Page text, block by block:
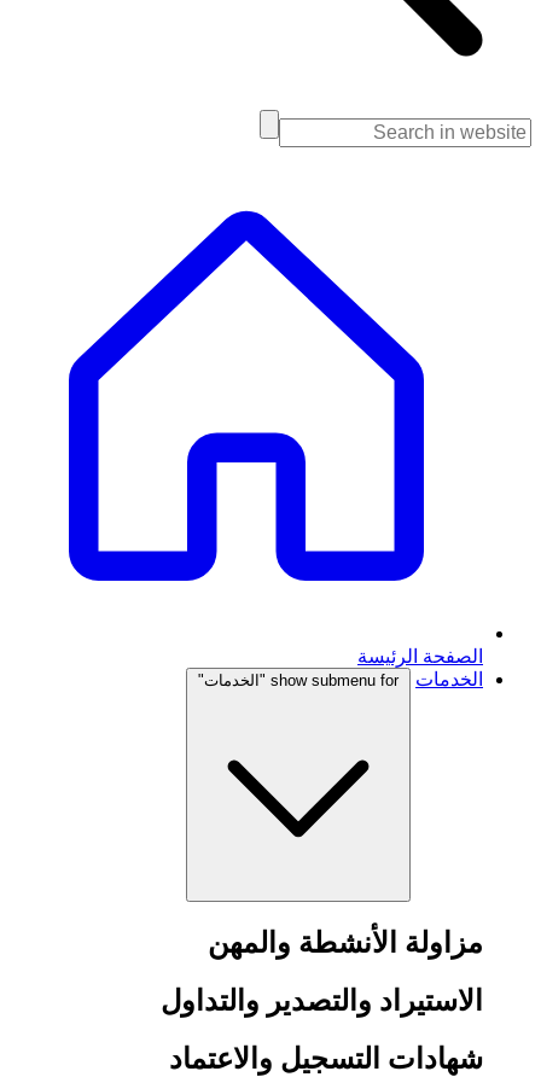
الصفحة الرئيسة
الخدمات
show submenu for "الخدمات"
مزاولة الأنشطة والمهن
الاستيراد والتصدير والتداول
شهادات التسجيل والاعتماد